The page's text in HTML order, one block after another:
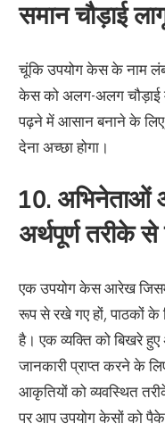
समान चौड़ाई
चूंकि उपयोग केस के नाम
केस को अलग-अलग चौड़ाई
पढ़ने में आसान बनाने के
देना अच्छा होगा।
10. अभिनेताओं
अर्थपूर्ण तरीके
एक उपयोग केस आरेख
रूप से रखे गए हों, पाठकों
है। एक व्यक्ति को बिखरे
जानकारी प्राप्त करने के
आकृतियों को व्यवस्थित
पर आप उपयोग केसों को